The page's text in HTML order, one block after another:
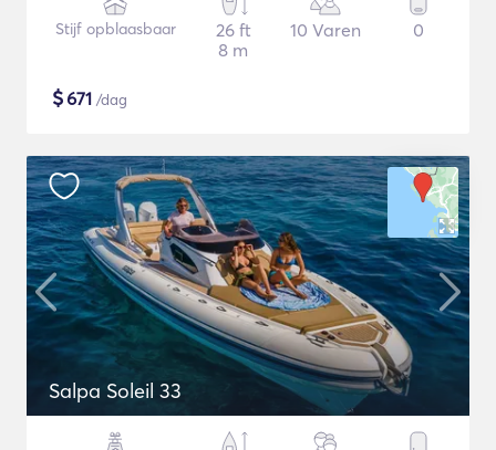
Stijf opblaasbaar
26 ft
8 m
10 Varen 0
$671 /dag
Salpa Soleil 33